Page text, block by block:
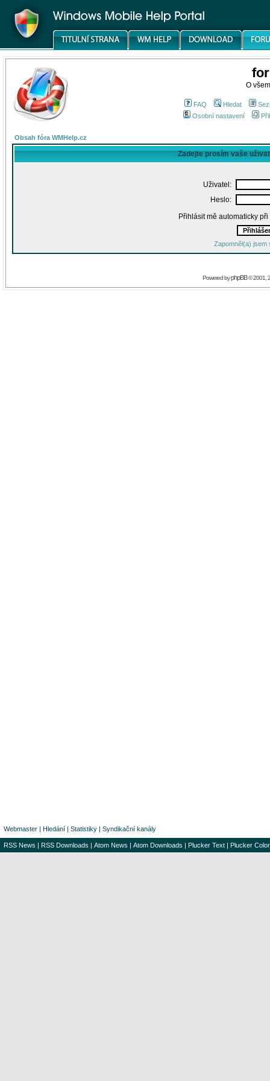
O
FAQ Hledat
Osobní nastavení
Obsah fóra WMHelp.cz
Zadejte prosím vaše
Uživatel:
Heslo:
Přihlásit mě automaticky
Zapomněl(a) jsem
Powered byphpBB© 2001,
Webmaster | Hledání | Statistiky | Syndikační kanály
RSS News | RSS Downloads | Atom News | Atom Downloads | Plucker Text | Plucker Color